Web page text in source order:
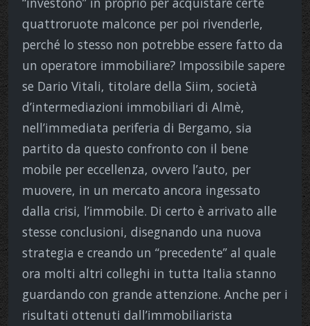
quattroruote malconce per poi rivenderle,
perché lo stesso non potrebbe essere fatto da
un operatore immobiliare? Impossibile sapere
se Dario Vitali, titolare della Siim, società
d’intermediazioni immobiliari di Almè,
nell’immediata periferia di Bergamo, sia
partito da questo confronto con il bene
mobile per eccellenza, ovvero l’auto, per
muovere, in un mercato ancora ingessato
dalla crisi, l’immobile. Di certo è arrivato alle
stesse conclusioni, disegnando una nuova
strategia e creando un “precedente” al quale
ora molti altri colleghi in tutta Italia stanno
guardando con grande attenzione. Anche per i
risultati ottenuti dall’immobiliarista